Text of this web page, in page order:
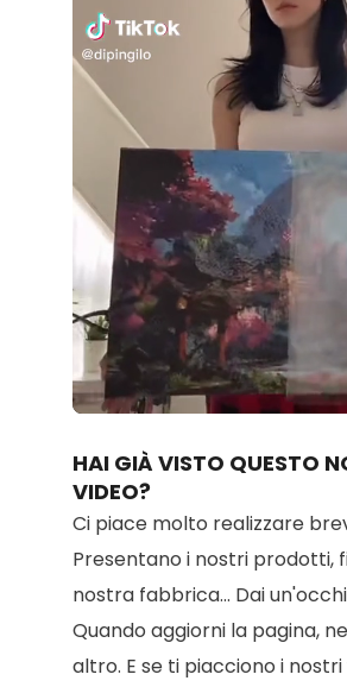
Unmute Loaded
100.00%
HAI GIÀ VISTO QUESTO
VIDEO?
Ci piace molto realizzare
Presentano i nostri prodotti,
nostra fabbrica... Dai
Quando aggiorni la pagina,
altro. E se ti piacciono i nostri